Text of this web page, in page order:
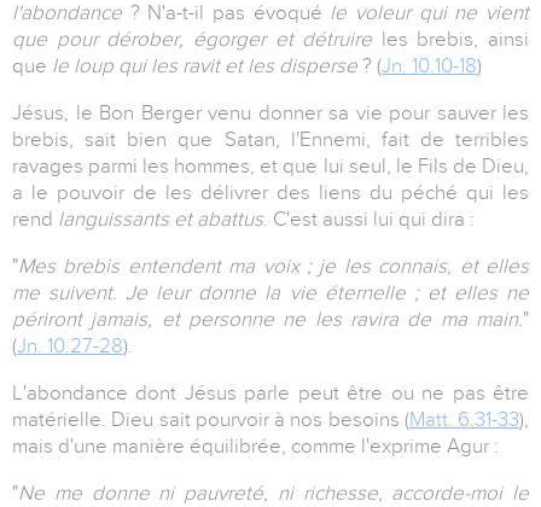
l'abondance ? N'a-t-il pas évoqué le voleur qui ne vient
que pour dérober, égorger et détruire les brebis, ainsi
que le loup qui les ravit et les disperse ? (Jn. 10.10-18)
Jésus, le Bon Berger venu donner sa vie pour sauver les
brebis, sait bien que Satan, l'Ennemi, fait de terribles
ravages parmi les hommes, et que lui seul, le Fils de Dieu,
a le pouvoir de les délivrer des liens du péché qui les
rend languissants et abattus. C'est aussi lui qui dira :
"Mes brebis entendent ma voix ; je les connais, et elles
me suivent. Je leur donne la vie éternelle ; et elles ne
périront jamais, et personne ne les ravira de ma main."
(Jn. 10.27-28).
L'abondance dont Jésus parle peut être ou ne pas être
matérielle. Dieu sait pourvoir à nos besoins (Matt. 6.31-33),
mais d'une manière équilibrée, comme l'exprime Agur :
"Ne me donne ni pauvreté, ni richesse, accorde-moi le